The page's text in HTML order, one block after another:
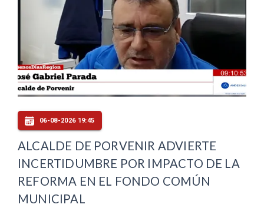
06-08-2026 19:45
ALCALDE DE PORVENIR ADVIERTE
INCERTIDUMBRE POR IMPACTO DE LA
REFORMA EN EL FONDO COMÚN
MUNICIPAL